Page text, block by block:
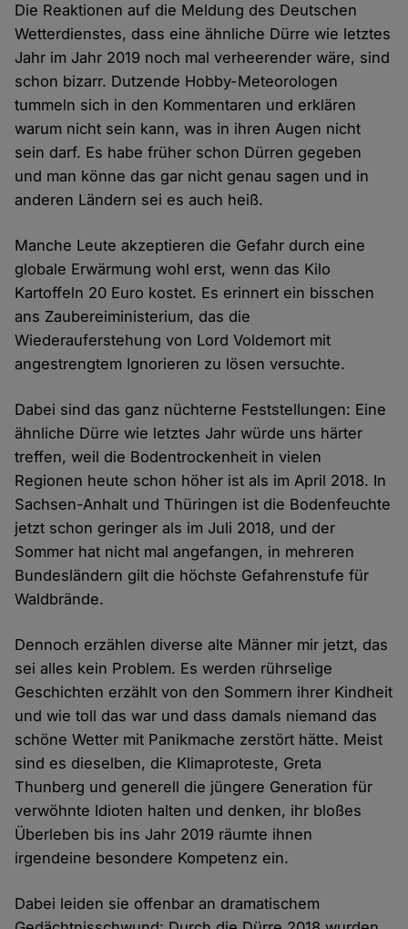
Die Reaktionen auf die Meldung des Deutschen
Wetterdienstes, dass eine ähnliche Dürre wie letztes
Jahr im Jahr 2019 noch mal verheerender wäre, sind
schon bizarr. Dutzende Hobby-Meteorologen
tummeln sich in den Kommentaren und erklären
warum nicht sein kann, was in ihren Augen nicht
sein darf. Es habe früher schon Dürren gegeben
und man könne das gar nicht genau sagen und in
anderen Ländern sei es auch heiß.
Manche Leute akzeptieren die Gefahr durch eine
globale Erwärmung wohl erst, wenn das Kilo
Kartoffeln 20 Euro kostet. Es erinnert ein bisschen
ans Zaubereiministerium, das die
Wiederauferstehung von Lord Voldemort mit
angestrengtem Ignorieren zu lösen versuchte.
Dabei sind das ganz nüchterne Feststellungen: Eine
ähnliche Dürre wie letztes Jahr würde uns härter
treffen, weil die Bodentrockenheit in vielen
Regionen heute schon höher ist als im April 2018. In
Sachsen-Anhalt und Thüringen ist die Bodenfeuchte
jetzt schon geringer als im Juli 2018, und der
Sommer hat nicht mal angefangen, in mehreren
Bundesländern gilt die höchste Gefahrenstufe für
Waldbrände.
Dennoch erzählen diverse alte Männer mir jetzt, das
sei alles kein Problem. Es werden rührselige
Geschichten erzählt von den Sommern ihrer Kindheit
und wie toll das war und dass damals niemand das
schöne Wetter mit Panikmache zerstört hätte. Meist
sind es dieselben, die Klimaproteste, Greta
Thunberg und generell die jüngere Generation für
verwöhnte Idioten halten und denken, ihr bloßes
Überleben bis ins Jahr 2019 räumte ihnen
irgendeine besondere Kompetenz ein.
Dabei leiden sie offenbar an dramatischem